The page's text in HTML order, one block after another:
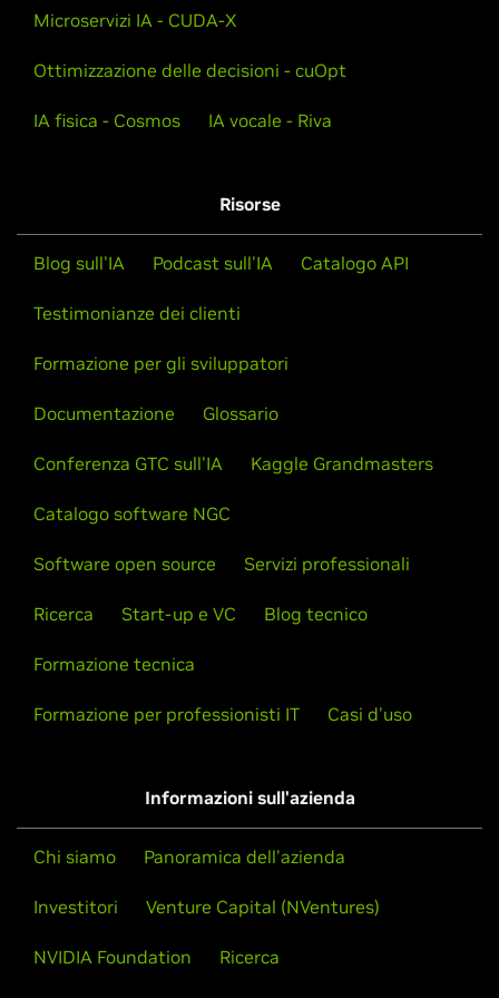
Microservizi IA - CUDA-X
Ottimizzazione delle decisioni - cuOpt
IA fisica - Cosmos IA vocale - Riva
Risorse
Blog sull'IA Podcast sull'IA Catalogo API
Testimonianze dei clienti
Formazione per gli sviluppatori
Documentazione Glossario
Conferenza GTC sull'IA Kaggle Grandmasters
Catalogo software NGC
Software open source Servizi professionali
Ricerca Start-up e VC Blog tecnico
Formazione tecnica
Formazione per professionisti IT Casi d'uso
Informazioni sull'azienda
Chi siamo Panoramica dell'azienda
Investitori Venture Capital (NVentures)
NVIDIA Foundation Ricerca